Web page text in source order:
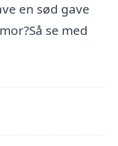
en sød gave
se med